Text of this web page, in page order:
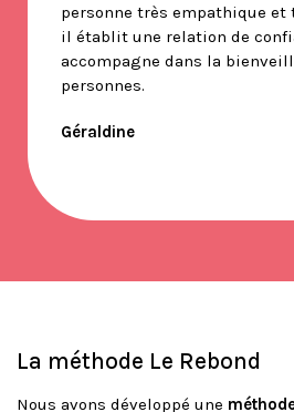
personne très empathique et
il établit une relation de
accompagne dans la
personnes.
Géraldine
La méthode Le Rebond
Nous avons développé une